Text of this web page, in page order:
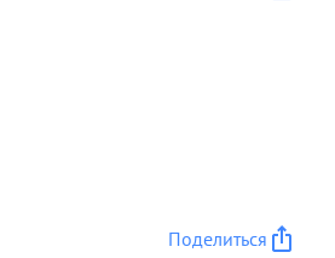
Поделиться